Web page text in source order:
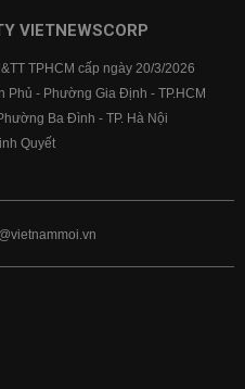
VIETNEWSCORP
TPHCM cấp ngày 20/3/2026
Phủ - Phường Gia Định - TP.HCM
Ba Đình - TP. Hà Nội
Quyết